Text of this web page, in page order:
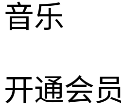
音乐
开通会员